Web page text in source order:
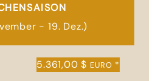
- 19. Dez.)
5.361,00 $ EURO *